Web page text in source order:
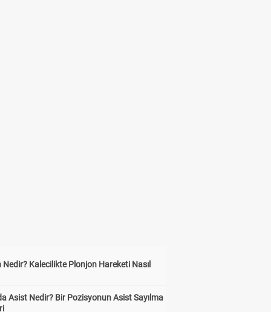
Nedir? Kalecilikte Plonjon Hareketi Nasıl
Asist Nedir? Bir Pozisyonun Asist Sayılma